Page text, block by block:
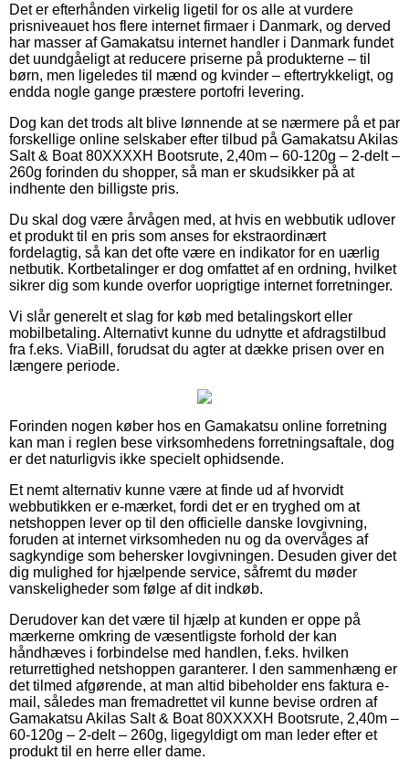
Det er efterhånden virkelig ligetil for os alle at vurdere
prisniveauet hos flere internet firmaer i Danmark, og derved
har masser af Gamakatsu internet handler i Danmark fundet
det uundgåeligt at reducere priserne på produkterne – til
børn, men ligeledes til mænd og kvinder – eftertrykkeligt, og
endda nogle gange præstere portofri levering.
Dog kan det trods alt blive lønnende at se nærmere på et par
forskellige online selskaber efter tilbud på Gamakatsu Akilas
Salt & Boat 80XXXXH Bootsrute, 2,40m – 60-120g – 2-delt –
260g forinden du shopper, så man er skudsikker på at
indhente den billigste pris.
Du skal dog være årvågen med, at hvis en webbutik udlover
et produkt til en pris som anses for ekstraordinært
fordelagtig, så kan det ofte være en indikator for en uærlig
netbutik. Kortbetalinger er dog omfattet af en ordning, hvilket
sikrer dig som kunde overfor uoprigtige internet forretninger.
Vi slår generelt et slag for køb med betalingskort eller
mobilbetaling. Alternativt kunne du udnytte et afdragstilbud
fra f.eks. ViaBill, forudsat du agter at dække prisen over en
længere periode.
Forinden nogen køber hos en Gamakatsu online forretning
kan man i reglen bese virksomhedens forretningsaftale, dog
er det naturligvis ikke specielt ophidsende.
Et nemt alternativ kunne være at finde ud af hvorvidt
webbutikken er e-mærket, fordi det er en tryghed om at
netshoppen lever op til den officielle danske lovgivning,
foruden at internet virksomheden nu og da overvåges af
sagkyndige som behersker lovgivningen. Desuden giver det
dig mulighed for hjælpende service, såfremt du møder
vanskeligheder som følge af dit indkøb.
Derudover kan det være til hjælp at kunden er oppe på
mærkerne omkring de væsentligste forhold der kan
håndhæves i forbindelse med handlen, f.eks. hvilken
returrettighed netshoppen garanterer. I den sammenhæng er
det tilmed afgørende, at man altid bibeholder ens faktura e-
mail, således man fremadrettet vil kunne bevise ordren af
Gamakatsu Akilas Salt & Boat 80XXXXH Bootsrute, 2,40m –
60-120g – 2-delt – 260g, ligegyldigt om man leder efter et
produkt til en herre eller dame.